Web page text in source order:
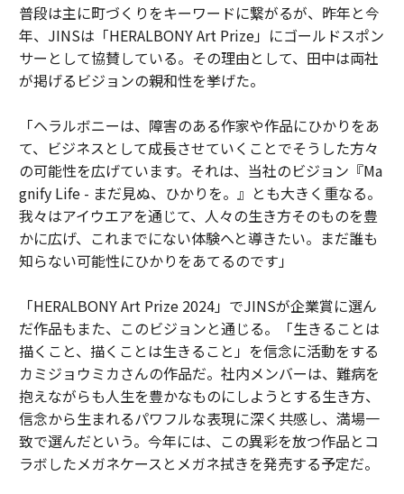
普段は主に町づくりをキーワードに繋がるが、昨年と今
年、JINSは「HERALBONY Art Prize」にゴールドスポン
サーとして協賛している。その理由として、田中は両社
が掲げるビジョンの親和性を挙げた。
「ヘラルボニーは、障害のある作家や作品にひかりをあ
て、ビジネスとして成長させていくことでそうした方々
の可能性を広げています。それは、当社のビジョン『Ma
gnify Life - まだ見ぬ、ひかりを。』とも大きく重なる。
我々はアイウエアを通じて、人々の生き方そのものを豊
かに広げ、これまでにない体験へと導きたい。まだ誰も
知らない可能性にひかりをあてるのです」
「HERALBONY Art Prize 2024」でJINSが企業賞に選ん
だ作品もまた、このビジョンと通じる。「生きることは
描くこと、描くことは生きること」を信念に活動をする
カミジョウミカさんの作品だ。社内メンバーは、難病を
抱えながらも人生を豊かなものにしようとする生き方、
信念から生まれるパワフルな表現に深く共感し、満場一
致で選んだという。今年には、この異彩を放つ作品とコ
ラボしたメガネケースとメガネ拭きを発売する予定だ。